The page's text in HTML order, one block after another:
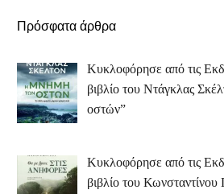
Πρόσφατα άρθρα
Κυκλοφόρησε από τις
βιβλίο του Ντάγκλας
οστών”
Κυκλοφόρησε από τις
βιβλίο του